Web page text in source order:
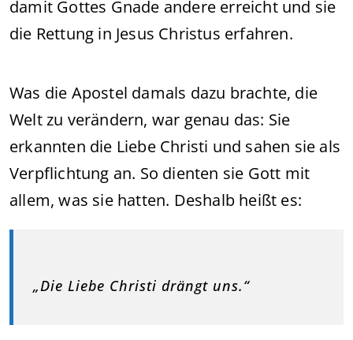
damit Gottes Gnade andere erreicht und sie
die Rettung in Jesus Christus erfahren.
Was die Apostel damals dazu brachte, die
Welt zu verändern, war genau das: Sie
erkannten die Liebe Christi und sahen sie als
Verpflichtung an. So dienten sie Gott mit
allem, was sie hatten. Deshalb heißt es:
„Die Liebe Christi drängt uns.“